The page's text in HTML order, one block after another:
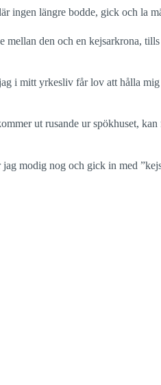
ingen längre bodde, gick och la
den och en kejsarkrona,
i mitt yrkesliv får lov att hålla
ut rusande ur spökhuset,
modig nog och gick in med